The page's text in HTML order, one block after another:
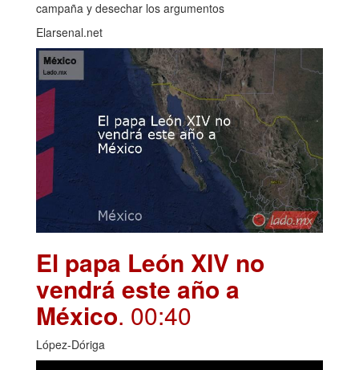
campaña y desechar los argumentos
Elarsenal.net
El papa León XIV no
vendrá este año a
México. 00:40
López-Dóriga